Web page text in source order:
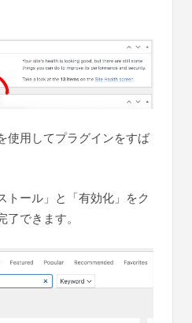
使用してプラグインをすば
トール」と「有効化」をク
できます。